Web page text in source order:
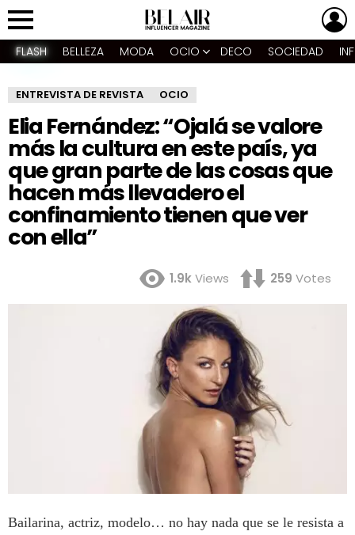
Menu
FLASH BELLEZA MODA OCIO DECO SOCIEDAD
ENTREVISTA DE REVISTA OCIO
Elia Fernández: “Ojalá se valore
más la cultura en este país, ya
que gran parte de las cosas que
hacen más llevadero el
confinamiento tienen que ver
con ella”
1.9kViews 259 Votes
Bailarina, actriz, modelo… no hay nada que se le resista a